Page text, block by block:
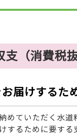
（消費税抜
届けするた
めていただく水道
するために要する